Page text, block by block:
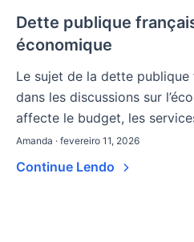
Dette publique
économique
Le sujet de la dette publique
dans les discussions sur
affecte le budget, les
Amanda · fevereiro 11, 2026
Continue Lendo